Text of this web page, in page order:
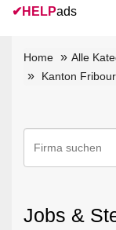
✔ HELPads
Home Alle
Kanton
Jobs &